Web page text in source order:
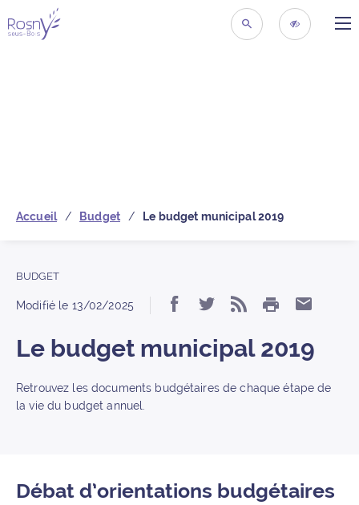
Retour à la pageRECHERCHER
Accueil Budget Le budget municipal 2019
BUDGET
Modifié le 13/02/2025 Partager « Le
Partager « Le
S’abonner
IMPRIMER
Le budget municipal 2019
Retrouvez les documents budgétaires de chaque étape de
la vie du budget annuel.
Débat d’orientations budgétaires